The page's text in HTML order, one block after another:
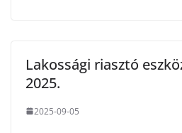
Lakossági riasztó
2025.
2025-09-05